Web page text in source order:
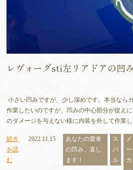
レヴォーグsti左リアドアの凹
小さい凹みですが、少し深めです。本当なら
作業したいのですが、凹みの中心部分が捉え
のダメージを与えない様に内装を外して作業
続き
を読
む
2022.11.15
あなたの愛車
の凹み、直し
ます！
ス
バ
ル
メ
ー
カ